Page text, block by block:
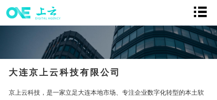
大连京上云科技有限公司
京上云科技，是一家立足大连本地市场、专注企业数字化转型的本土软